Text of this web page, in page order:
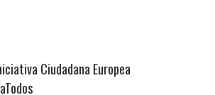
Ciudadana Europea